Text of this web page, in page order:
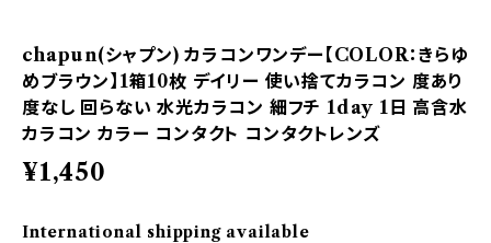
chapun(シャプン) カラコンワンデー【COLOR：きらゆ
めブラウン】1箱10枚 デイリー 使い捨てカラコン 度あり
度なし 回らない 水光カラコン 細フチ 1day 1日 高含水
カラコン カラー コンタクト コンタクトレンズ
¥1,450
International shipping available